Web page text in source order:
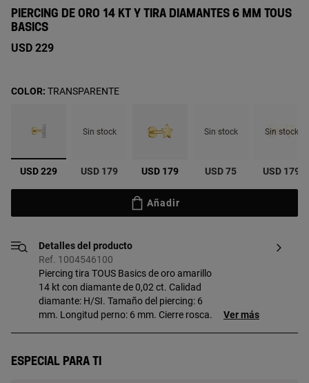
PIERCING DE ORO 14 KT Y TIRA DIAMANTES 6 MM TOUS
BASICS
USD 229
seleccionado
USD 229
Sin stock
USD 179 USD 179
Sin stock
USD 75
Sin stock
USD 179
COLOR: TRANSPARENTE
Añadir
Detalles del producto
Ref. 1004546100
Piercing tira TOUS Basics de oro amarillo
14 kt con diamante de 0,02 ct. Calidad
diamante: H/SI. Tamaño del piercing: 6
mm. Longitud perno: 6 mm. Cierre rosca.
Ver más
Especial para ti